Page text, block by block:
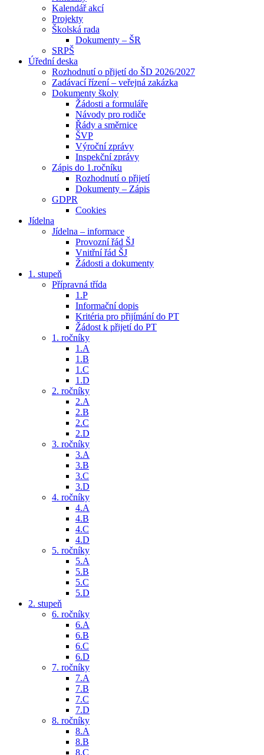
Kalendář akcí
Projekty
Školská rada
Dokumenty – ŠR
SRPŠ
Úřední deska
Rozhodnutí o přijetí do ŠD 2026/2027
Zadávací řízení – veřejná zakázka
Dokumenty školy
Žádosti a formuláře
Návody pro rodiče
Řády a směrnice
ŠVP
Výroční zprávy
Inspekční zprávy
Zápis do 1.ročníku
Rozhodnutí o přijetí
Dokumenty – Zápis
GDPR
Cookies
Jídelna
Jídelna – informace
Provozní řád ŠJ
Vnitřní řád ŠJ
Žádosti a dokumenty
1. stupeň
Přípravná třída
1.P
Informační dopis
Kritéria pro přijímání do PT
Žádost k přijetí do PT
1. ročníky
1.A
1.B
1.C
1.D
2. ročníky
2.A
2.B
2.C
2.D
3. ročníky
3.A
3.B
3.C
3.D
4. ročníky
4.A
4.B
4.C
4.D
5. ročníky
5.A
5.B
5.C
5.D
2. stupeň
6. ročníky
6.A
6.B
6.C
6.D
7. ročníky
7.A
7.B
7.C
7.D
8. ročníky
8.A
8.B
8.C